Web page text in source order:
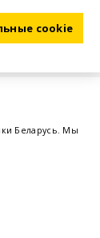
Беларусь. Мы
cookie